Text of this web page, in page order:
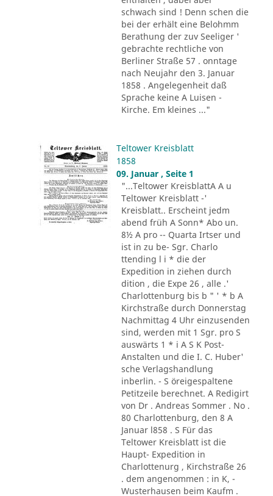
schwach sind ! Denn schen die
bei der erhält eine Belohmm
Berathung der zuv Seeliger '
gebrachte rechtliche von
Berliner Straße 57 . onntage
nach Neujahr den 3. Januar
1858 . Angelegenheit daß
Sprache keine A Luisen -
Kirche. Em kleines ..."
Teltower Kreisblatt
1858
09. Januar , Seite 1
"...Teltower KreisblattA A u
Teltower Kreisblatt -'
Kreisblatt.. Erscheint jedm
abend früh A Sonn* Abo un.
8½ A pro -- Quarta Irtser und
ist in zu be- Sgr. Charlo
ttending l i * die der
Expedition in ziehen durch
dition , die Expe 26 , alle .'
Charlottenburg bis b " ' * b A
Kirchstraße durch Donnerstag
Nachmittag 4 Uhr einzusenden
sind, werden mit 1 Sgr. pro S
auswärts 1 * i A S K Post-
Anstalten und die I. C. Huber'
sche Verlagshandlung
inberlin. - S öreigespaltene
Petitzeile berechnet. A Redigirt
von Dr . Andreas Sommer . No .
80 Charlottenburg, den 8 A
Januar l858 . S Für das
Teltower Kreisblatt ist die
Haupt- Expedition in
Charlottenurg , Kirchstraße 26
. dem angenommen : in K, -
Wusterhausen beim Kaufm .